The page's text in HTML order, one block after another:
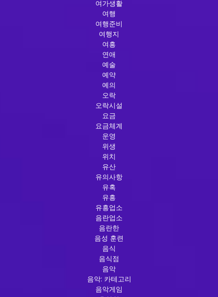
여가생활
여행
여행준비
여행지
여흥
연애
예술
예약
예의
오락
오락시설
요금
요금체계
운영
위생
위치
유산
유의사항
유혹
유흥
유흥업소
음란업소
음란한
음성 훈련
음식
음식점
음악
음악: 카테고리
음악게임